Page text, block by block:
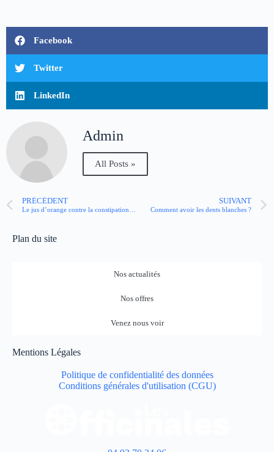
Facebook
Twitter
LinkedIn
Admin
All Posts »
PRÉCÉDENT SUIVANT
Comment avoir les dents blanches ?
Plan du site
Nos actualités
Nos offres
Venez nous voir
Mentions Légales
Politique de confidentialité des données
Conditions générales d'utilisation (CGU)